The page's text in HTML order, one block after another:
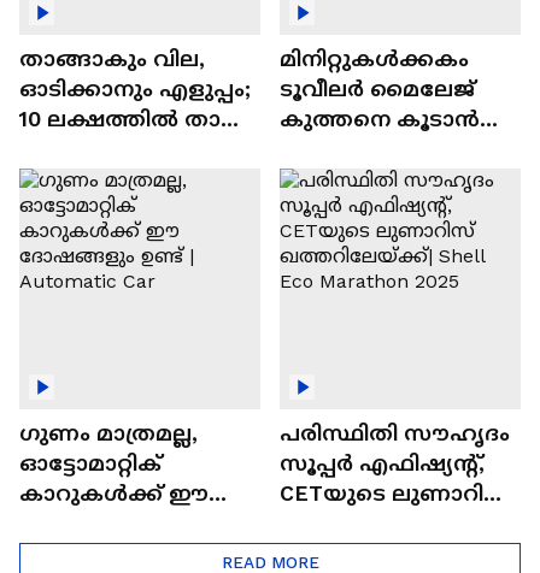
താങ്ങാകും വില,
ഓടിക്കാനും എളുപ്പം;
10 ലക്ഷത്തിൽ താഴെ
ഓട്ടോമാറ്റിക്ക്
എസ്‍യുവികൾ
മിനിറ്റുകൾക്കകം
ടൂവീലർ മൈലേജ്
കുത്തനെ കൂടാൻ
ഗുണം മാത്രമല്ല,
ഓട്ടോമാറ്റിക്
കാറുകൾക്ക് ഈ
പരിസ്ഥിതി സൗഹൃദം
സൂപ്പർ എഫിഷ്യന്റ്,
CETയുടെ ലുണാറിസ്
Eco Marathon 2025
READ MORE